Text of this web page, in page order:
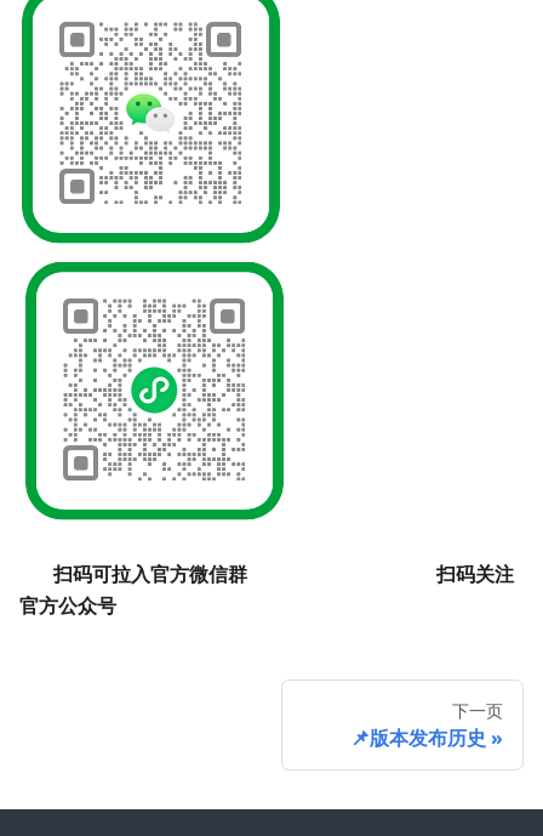
​扫码可拉入官方微信群
扫码关注
官方公众号
下一页
📌版本发布历史